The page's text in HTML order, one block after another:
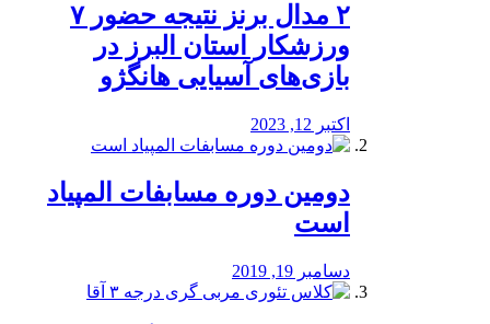
۲ مدال برنز نتیجه حضور ۷
ورزشکار استان البرز در
بازی‌های آسیایی هانگژو
اکتبر 12, 2023
دومین دوره مسابفات المپیاد
است
دسامبر 19, 2019